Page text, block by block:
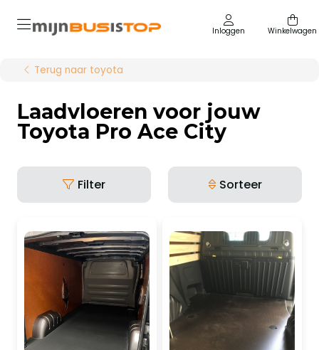
Inloggen Winkelwagen
Terug naar toyota
Laadvloeren voor jouw
Toyota Pro Ace City
Filter Sorteer